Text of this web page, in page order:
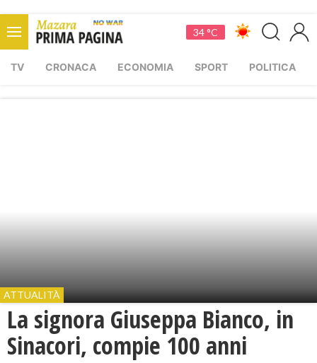
34 °C
TV CRONACA ECONOMIA SPORT POLITICA
ATTUALITÀ
La signora Giuseppa Bianco, in
Sinacori, compie 100 anni